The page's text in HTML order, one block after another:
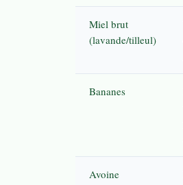
Miel brut
(lavande/tilleul)
Bananes
Avoine